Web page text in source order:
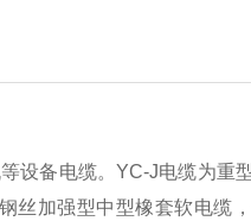
设备电缆。YC-J电缆为重
丝加强型中型橡套软电缆